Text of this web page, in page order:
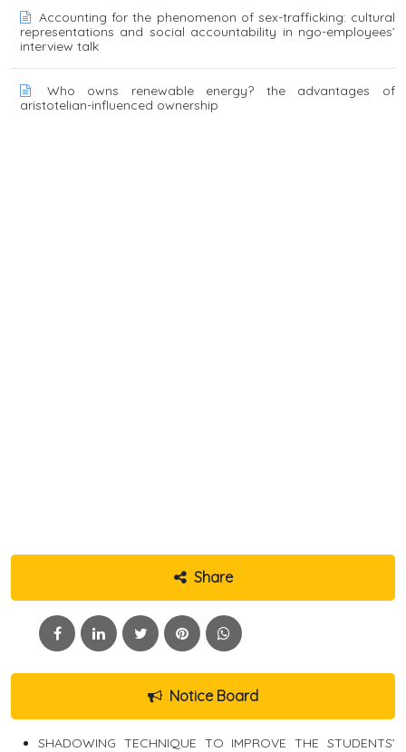
Accounting for the phenomenon of sex-trafficking: cultural
representations and social accountability in ngo-employees’
interview talk
Who owns renewable energy? the advantages of
aristotelian-influenced ownership
Share
Notice Board
SHADOWING TECHNIQUE TO IMPROVE THE STUDENTS’